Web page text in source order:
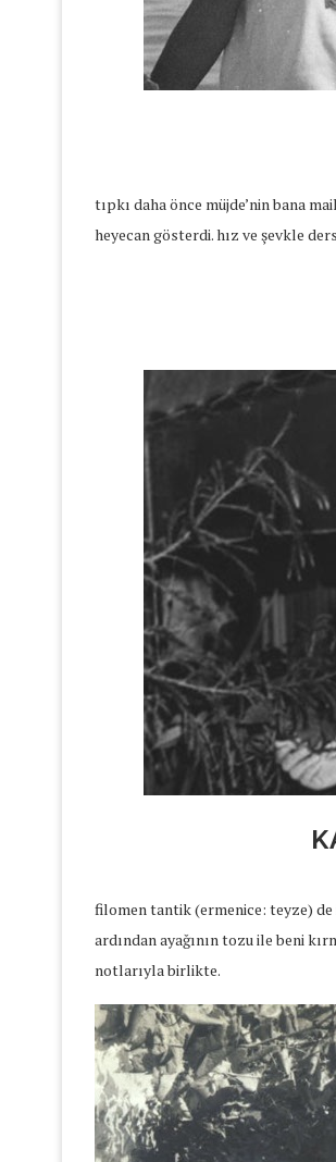
tıpkı daha önce müjde’nin bana
heyecan gösterdi. hız ve şevkle
filomen tantik (ermenice: teyze) de
ardından ayağının tozu ile beni
notlarıyla birlikte.